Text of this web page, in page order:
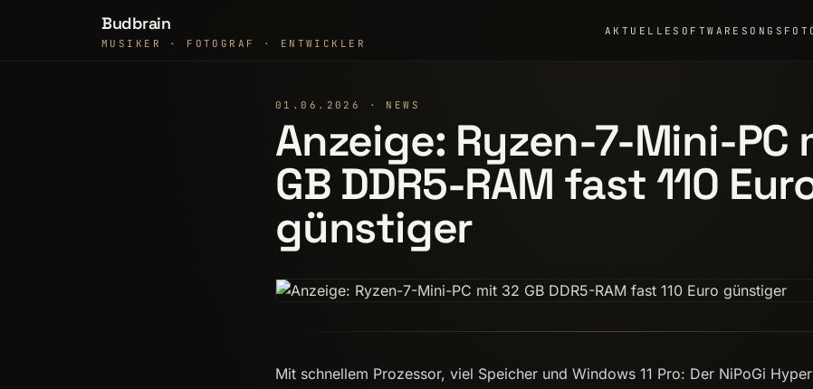
Budbrain
MUSIKER · FOTOGRAF · ENTWICKLER
AKTUELLE SOFTWARE SONGS
01.06.2026 · NEWS
Anzeige: Ryzen-7-Mini-PC
GB DDR5-RAM fast 110
günstiger
Mit schnellem Prozessor, viel Speicher und Windows 11 Pro: Der NiPoGi